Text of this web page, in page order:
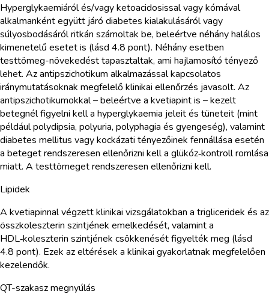
Hyperglykaemiáról és/vagy ketoacidosissal vagy kómával
alkalmanként együtt járó diabetes kialakulásáról vagy
súlyosbodásáról ritkán számoltak be, beleértve néhány halálos
kimenetelű esetet is (lásd 4.8 pont). Néhány esetben
testtömeg-növekedést tapasztaltak, ami hajlamosító tényező
lehet. Az antipszichotikum alkalmazással kapcsolatos
iránymutatásoknak megfelelő klinikai ellenőrzés javasolt. Az
antipszichotikumokkal – beleértve a kvetiapint is – kezelt
betegnél figyelni kell a hyperglykaemia jeleit és tüneteit (mint
például polydipsia, polyuria, polyphagia és gyengeség), valamint
diabetes mellitus vagy kockázati tényezőinek fennállása esetén
a beteget rendszeresen ellenőrizni kell a glükóz‑kontroll romlása
miatt. A testtömeget rendszeresen ellenőrizni kell.
Lipidek
A kvetiapinnal végzett klinikai vizsgálatokban a trigliceridek és az
összkoleszterin szintjének emelkedését, valamint a
HDL‑koleszterin szintjének csökkenését figyelték meg (lásd
4.8 pont). Ezek az eltérések a klinikai gyakorlatnak megfelelően
kezelendők.
QT-szakasz megnyúlás